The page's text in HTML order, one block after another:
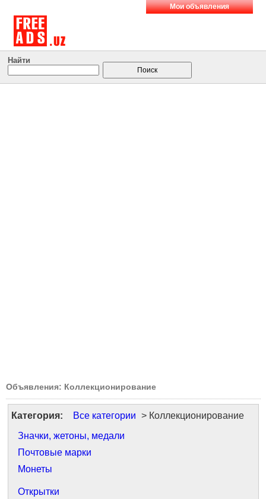
Мои объявления
Найти
Объявления: Коллекционирование
Категория: Все категории > Коллекционирование
Значки, жетоны, медали
Почтовые марки
Монеты
Открытки